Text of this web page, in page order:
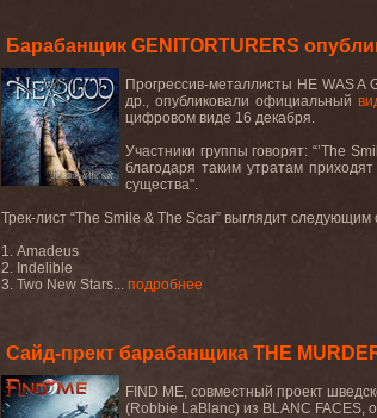
Барабанщик GENITORTURERS
Прогрессив-металлисты HE WASA
др., опубликовали официальный
цифровом виде 16 декабря.
Участники группы говорят: “’The
благодаря таким утратам
существа".
Трек-лист “The Smile & The Scar” выглядит следующим
1. Amadeus
2. Indelible
3. Two New Stars... подробнее
Сайд-прект барабанщика THE
FIND ME, совместный проект
(Robbie LaBlanc) из BLANC FACES,